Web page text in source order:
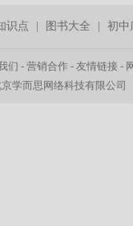
识点 图书大全 |初中
们 -营销合作 -友情链接 -
学而思网络科技有限公司